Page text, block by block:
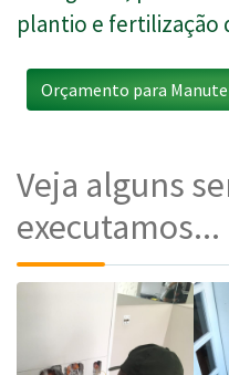
plantio e fertilização
Orçamento para
Veja alguns
executamos...